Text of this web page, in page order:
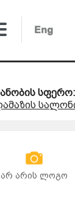
სფერო:
არ არის ლოგო